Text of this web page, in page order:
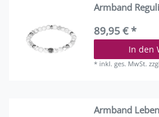
Armband
89,95 € *
In den
* inkl. ges. MwSt.
Armband